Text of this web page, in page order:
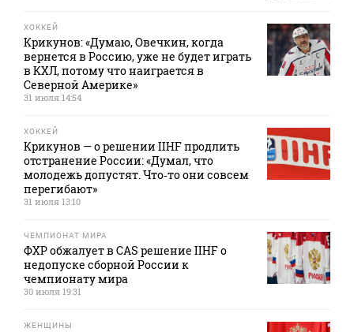
ХОККЕЙ
Крикунов: «Думаю, Овечкин, когда
вернется в Россию, уже не будет играть
в КХЛ, потому что наиграется в
Северной Америке»
31 июля 14:54
ХОККЕЙ
Крикунов — о решении IIHF продлить
отстранение России: «Думал, что
молодежь допустят. Что‑то они совсем
перегибают»
31 июля 13:10
ЧЕМПИОНАТ МИРА
ФХР обжалует в CAS решение IIHF о
недопуске сборной России к
чемпионату мира
30 июля 19:31
ЖЕНЩИНЫ